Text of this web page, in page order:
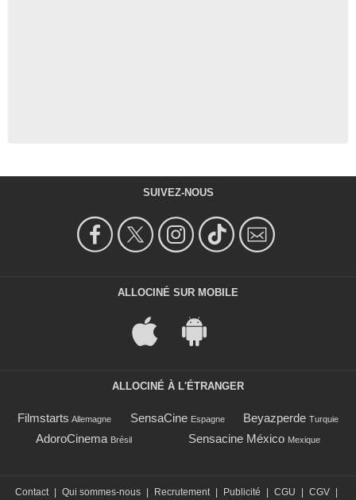
SUIVEZ-NOUS
ALLOCINÉ SUR MOBILE
ALLOCINÉ À L'ÉTRANGER
Filmstarts Allemagne SensaCine Espagne Beyazperde Turquie
AdoroCinema Brésil Sensacine México Mexique
Contact Qui sommes-nous Recrutement Publicité CGU CGV